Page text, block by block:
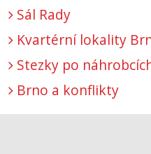
Sál Rady
Kvartérní lokality
Stezky po
Brno a konflikty